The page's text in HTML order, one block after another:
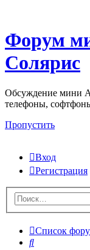
Форум
Солярис
Обсуждение мини
телефоны,
Пропустить
Вход
Регистрация
Список
Поиск